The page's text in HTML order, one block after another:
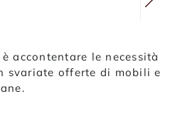
accontentare le necessità
svariate offerte di mobili e